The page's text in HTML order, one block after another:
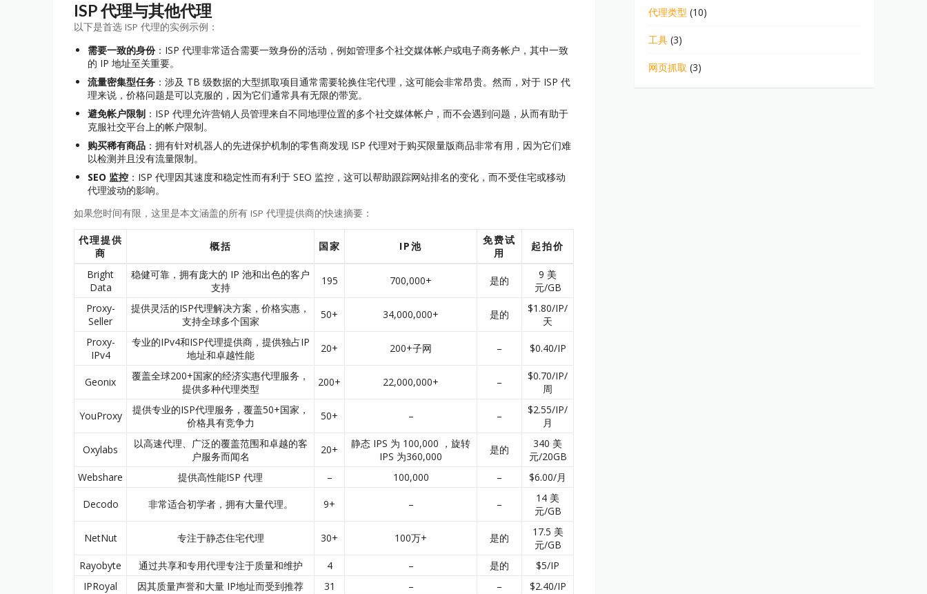
ISP 代理与其他代理
以下是首选 ISP 代理的实例示例：
需要一致的身份：ISP 代理非常适合需要一致身份的活动，例如管理多个社交媒体帐户或电子商务帐户，其中一致
的 IP 地址至关重要。
流量密集型任务 ：涉及 TB 级数据的大型抓取项目通常需要轮换住宅代理，这可能会非常昂贵。然而，对于 ISP 代
理来说，价格问题是可以克服的，因为它们通常具有无限的带宽。
避免帐户限制 ：ISP 代理允许营销人员管理来自不同地理位置的多个社交媒体帐户，而不会遇到问题，从而有助于
克服社交平台上的帐户限制。
购买稀有商品 ：拥有针对机器人的先进保护机制的零售商发现 ISP 代理对于购买限量版商品非常有用，因为它们难
以检测并且没有流量限制。
SEO 监控 ：ISP 代理因其速度和稳定性而有利于 SEO 监控，这可以帮助跟踪网站排名的变化，而不受住宅或移动
代理波动的影响。
如果您时间有限，这里是本文涵盖的所有 ISP 代理提供商的快速摘要：
代理提供
商
概括 国家 IP池
免费试
用
起拍价
Bright
Data
稳健可靠，拥有庞大的 IP 池和出色的客户
支持
195 700,000+ 是的
9 美
元/GB
Proxy-
Seller
提供灵活的ISP代理解决方案，价格实惠，
支持全球多个国家
50+ 34,000,000+ 是的
$1.80/IP/
天
Proxy-
IPv4
专业的IPv4和ISP代理提供商，提供独占IP
地址和卓越性能
20+ 200+子网 – $0.40/IP
Geonix
覆盖全球200+国家的经济实惠代理服务，
提供多种代理类型
200+ 22,000,000+ –
$0.70/IP/
周
YouProxy
提供专业的ISP代理服务，覆盖50+国家，
价格具有竞争力
50+ – –
$2.55/IP/
月
Oxylabs
以高速代理、广泛的覆盖范围和卓越的客
户服务而闻名
20+
静态 IPS 为 100,000 ，旋转
IPS 为360,000
是的
340 美
元/20GB
Webshare
提供高性能ISP 代理 – 100,000 – $6.00/月
Decodo 非常适合初学者，拥有大量代理。 9+ – –
14 美
元/GB
NetNut 专注于静态住宅代理 30+ 100万+ 是的
17.5 美
元/GB
Rayobyte
通过共享和专用代理专注于质量和维护 4 – 是的
$5/IP
IPRoyal
因其质量声誉和大量 IP地址而受到推荐 31 – – $2.40/IP
代理类型 (10)
工具 (3)
网页抓取 (3)